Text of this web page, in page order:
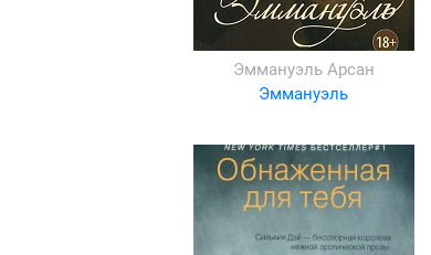
Эммануэль Арсан
Эммануэль